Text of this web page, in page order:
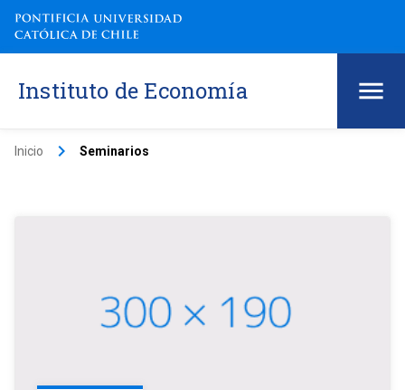
Instituto de Economía
Inicio keyboard_arrow_right Seminarios